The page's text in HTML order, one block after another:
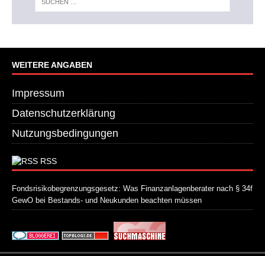
WEITERE ANGABEN
Impressum
Datenschutzerklärung
Nutzungsbedingungen
RSS
Fondsrisikobegrenzungsgesetz: Was Finanzanlagenberater nach § 34f
GewO bei Bestands- und Neukunden beachten müssen